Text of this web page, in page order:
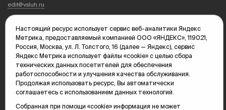
edit@vsluh.ru
kika@vsluh.ru
По вопросам рекламы:
(3452) 68-89-78
kotovaev@sibinformburo.ru
mim@vsluh.ru
Настоящий ресурс использует сервис веб-аналитики Яндекс
Метрика, предоставляемый компанией ООО «ЯНДЕКС», 119021,
Россия, Москва, ул. Л. Толстого, 16 (далее — Яндекс), сервис
Яндекс Метрика использует файлы «cookie» с целью сбора
технических данных посетителей для обеспечения
работоспособности и улучшения качества обслуживания.
Продолжая использовать ресурс, Вы автоматически
соглашаетесь с использованием данных технологий.
Собранная при помощи «cookie» информация не может